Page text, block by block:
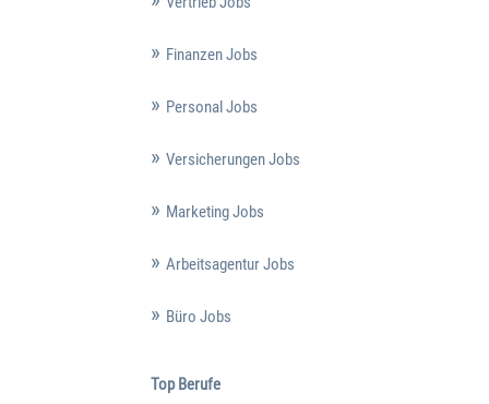
Finanzen Jobs
Personal Jobs
Versicherungen Jobs
Marketing Jobs
Arbeitsagentur Jobs
Büro Jobs
Top Berufe